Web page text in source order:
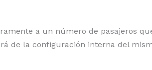
a un número de pasajeros
de la configuración interna del